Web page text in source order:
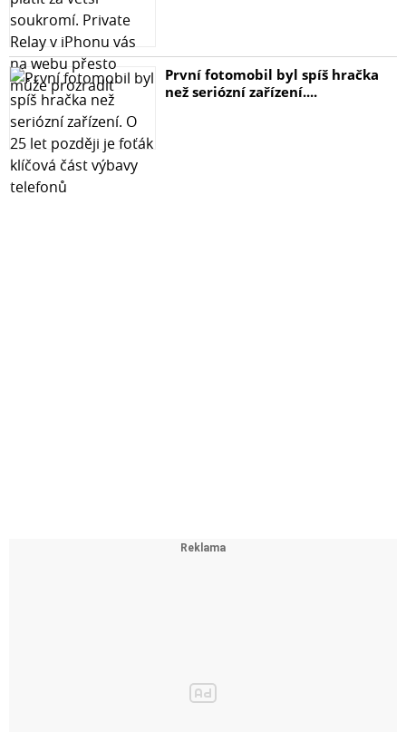
První fotomobil byl spíš hračka
než seriózní zařízení....